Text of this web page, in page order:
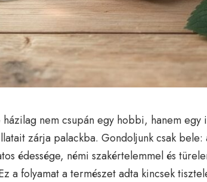
nem csupán egy hobbi, hanem egy
zárja palackba. Gondoljunk csak bele:
édessége, némi szakértelemmel és
a folyamat a természet adta kincsek